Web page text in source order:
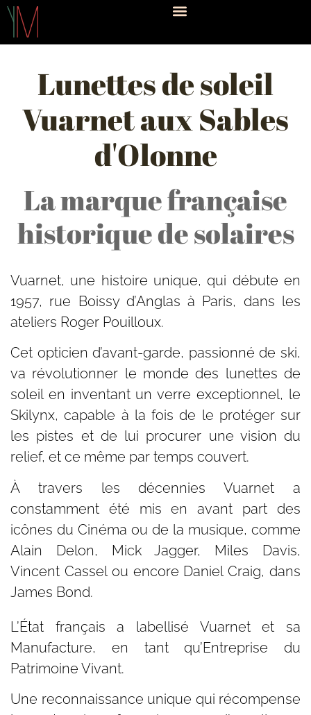
Lunettes de soleil
Vuarnet aux Sables
d'Olonne
La marque française
historique de solaires
Vuarnet, une histoire unique, qui débute en
1957, rue Boissy d’Anglas à Paris, dans les
ateliers Roger Pouilloux.
Cet opticien d’avant-garde, passionné de ski,
va révolutionner le monde des lunettes de
soleil en inventant un verre exceptionnel, le
Skilynx, capable à la fois de le protéger sur
les pistes et de lui procurer une vision du
relief, et ce même par temps couvert.
À travers les décennies Vuarnet a
constamment été mis en avant part des
icônes du Cinéma ou de la musique, comme
Alain Delon, Mick Jagger, Miles Davis,
Vincent Cassel ou encore Daniel Craig, dans
James Bond.
L’État français a labellisé Vuarnet et sa
Manufacture, en tant qu’Entreprise du
Patrimoine Vivant.
Une reconnaissance unique qui récompense